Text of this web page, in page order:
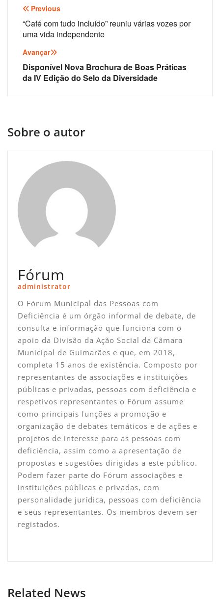
Navegação
de
artigos
Previous
“Café com tudo incluído” reuniu várias vozes por
uma vida independente
Avançar
Disponível Nova Brochura de Boas Práticas
da IV Edição do Selo da Diversidade
Sobre o autor
Fórum
administrator
O Fórum Municipal das Pessoas com
Deficiência é um órgão informal de debate, de
consulta e informação que funciona com o
apoio da Divisão da Ação Social da Câmara
Municipal de Guimarães e que, em 2018,
completa 15 anos de existência. Composto por
representantes de associações e instituições
públicas e privadas, pessoas com deficiência e
respetivos representantes o Fórum assume
como principais funções a promoção e
organização de debates temáticos e de ações e
projetos de interesse para as pessoas com
deficiência, assim como a apresentação de
propostas e sugestões dirigidas a este público.
Podem fazer parte do Fórum associações e
instituições públicas e privadas, com
personalidade jurídica, pessoas com deficiência
e seus representantes. Os membros devem ser
registados.
Related News